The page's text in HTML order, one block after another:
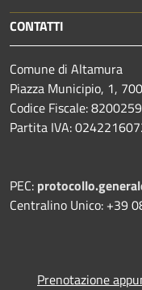
CONTATTI
Comune di Altamura
Piazza Municipio, 1,
Codice Fiscale:
Partita IVA:
PEC:
Centralino Unico: +39
Prenotazione